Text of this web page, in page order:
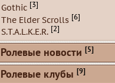
Gothic [3]
The Elder Scrolls [6]
S.T.A.L.K.E.R. [2]
Ролевые новости [5]
Ролевые клубы [9]